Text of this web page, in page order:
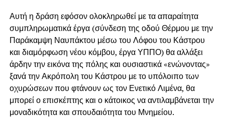
Αυτή η δράση εφόσον ολοκληρωθεί με τα απαραίτητα
συμπληρωματικά έργα (σύνδεση της οδού Θέρμου με την
Παράκαμψη Ναυπάκτου μέσω του Λόφου του Κάστρου
και διαμόρφωση νέου κόμβου, έργα ΥΠΠΟ) θα αλλάξει
άρδην την εικόνα της πόλης και ουσιαστικά «ενώνοντας»
ξανά την Ακρόπολη του Κάστρου με το υπόλοιπο των
οχυρώσεων που φτάνουν ως τον Ενετικό Λιμένα, θα
μπορεί ο επισκέπτης και ο κάτοικος να αντιλαμβάνεται την
μοναδικότητα και σπουδαιότητα του Μνημείου.